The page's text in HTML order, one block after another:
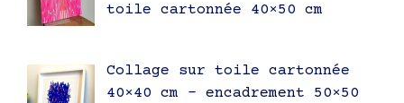
toile cartonnée 40×50 cm
Collage sur toile cartonnée
40×40 cm – encadrement 50×50